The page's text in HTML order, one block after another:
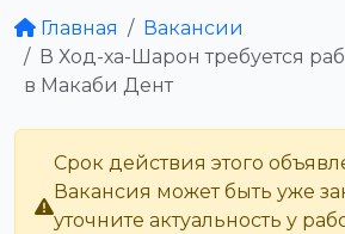
Главная
Вакансии
В Ход-ха-Шарон требуется
в Макаби Дент
Срок действия этого
Вакансия может быть уже
уточните актуальность у